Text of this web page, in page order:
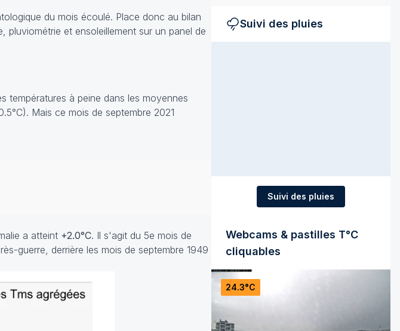
du mois écoulé. Place donc au bilan
pluviométrie et ensoleillement sur un panel de
à peine dans les moyennes
Mais ce mois de septembre 2021
a atteint +2.0°C. Il s'agit du 5e mois de
guerre, derrière les mois de septembre 1949
Suivi des pluies
Suivi des pluies
Webcams & pastilles T°C
cliquables
24.3°C